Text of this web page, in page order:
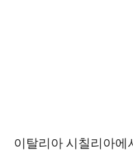
이탈리아 시칠리아에